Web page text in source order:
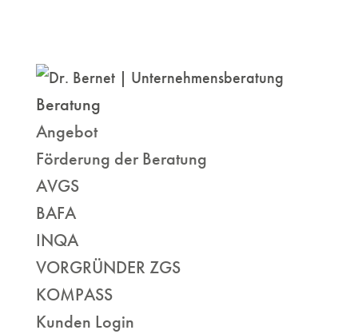
Beratung
Angebot
Förderung der Beratung
AVGS
BAFA
INQA
VORGRÜNDER ZGS
KOMPASS
Kunden Login